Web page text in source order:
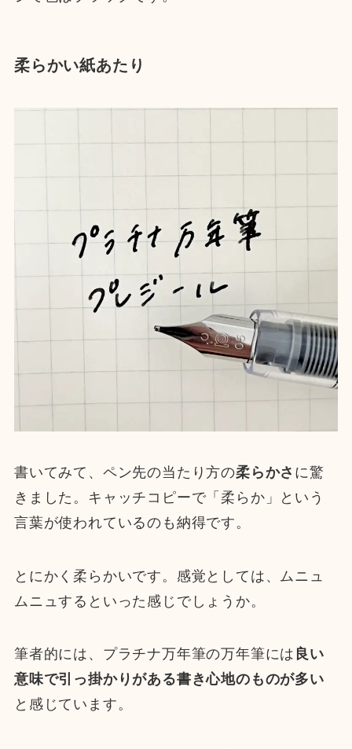
柔らかい紙あたり
書いてみて、ペン先の当たり方の柔らかさ に驚
きました。キャッチコピーで「柔らか」という
言葉が使われているのも納得です。
とにかく柔らかいです。感覚としては、ムニュ
ムニュするといった感じでしょうか。
筆者的には、プラチナ万年筆の万年筆には 良い
意味で引っ掛かりがある書き心地のものが多い
と感じています。